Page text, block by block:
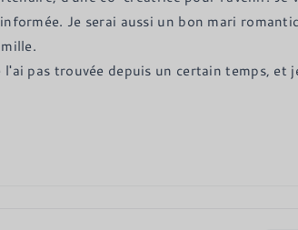
Je serai aussi un bon mari
pas trouvée depuis un certain temps, et